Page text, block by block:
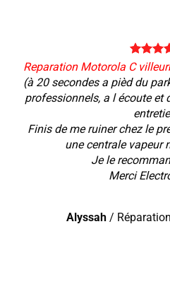
Reparation Motorola C
(à 20 secondes a pièd du
professionnels, a l écoute et
Finis de me ruiner chez le
une centrale vapeur
Je le
Merci
Alyssah /